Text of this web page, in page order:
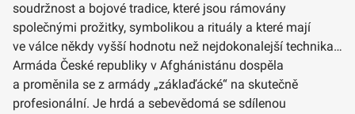
soudržnost a bojové tradice, které jsou rámovány
společnými prožitky, symbolikou a rituály a které mají
ve válce někdy vyšší hodnotu než nejdokonalejší technika…
Armáda České republiky v Afghánistánu dospěla
a proměnila se z armády „záklaďácké“ na skutečně
profesionální. Je hrdá a sebevědomá se sdílenou